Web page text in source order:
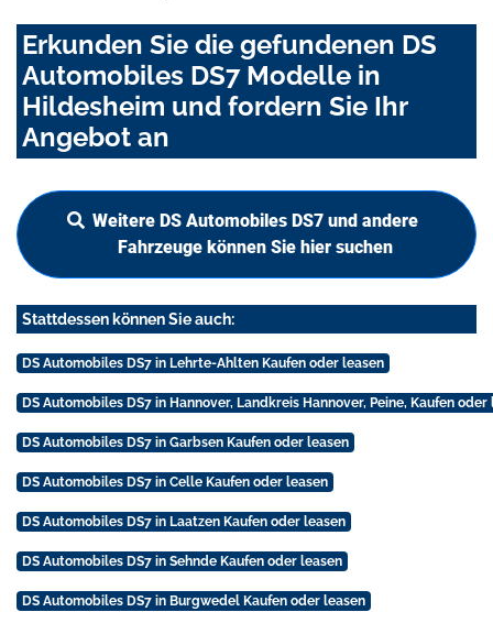
Erkunden Sie die gefundenen DS
Automobiles DS7 Modelle in
Hildesheim und fordern Sie Ihr
Angebot an
Weitere DS Automobiles DS7 und andere
Fahrzeuge können Sie hier suchen
Stattdessen können Sie auch:
DS Automobiles DS7 in Lehrte-Ahlten Kaufen oder leasen
DS Automobiles DS7 in Hannover, Landkreis Hannover, Peine, Kaufen oder
DS Automobiles DS7 in Garbsen Kaufen oder leasen
DS Automobiles DS7 in Celle Kaufen oder leasen
DS Automobiles DS7 in Laatzen Kaufen oder leasen
DS Automobiles DS7 in Sehnde Kaufen oder leasen
DS Automobiles DS7 in Burgwedel Kaufen oder leasen